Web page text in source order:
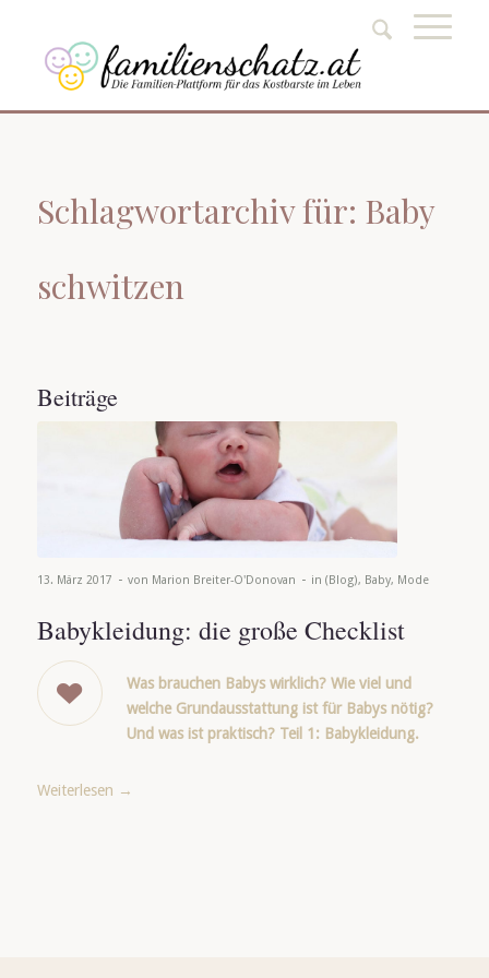
Schlagwortarchiv für: Baby
schwitzen
Beiträge
13. März 2017 - von Marion Breiter-O'Donovan - in (Blog), Baby, Mode
Babykleidung: die große Checklist
Was brauchen Babys wirklich? Wie viel und
welche Grundausstattung ist für Babys nötig?
Und was ist praktisch? Teil 1: Babykleidung.
Weiterlesen →